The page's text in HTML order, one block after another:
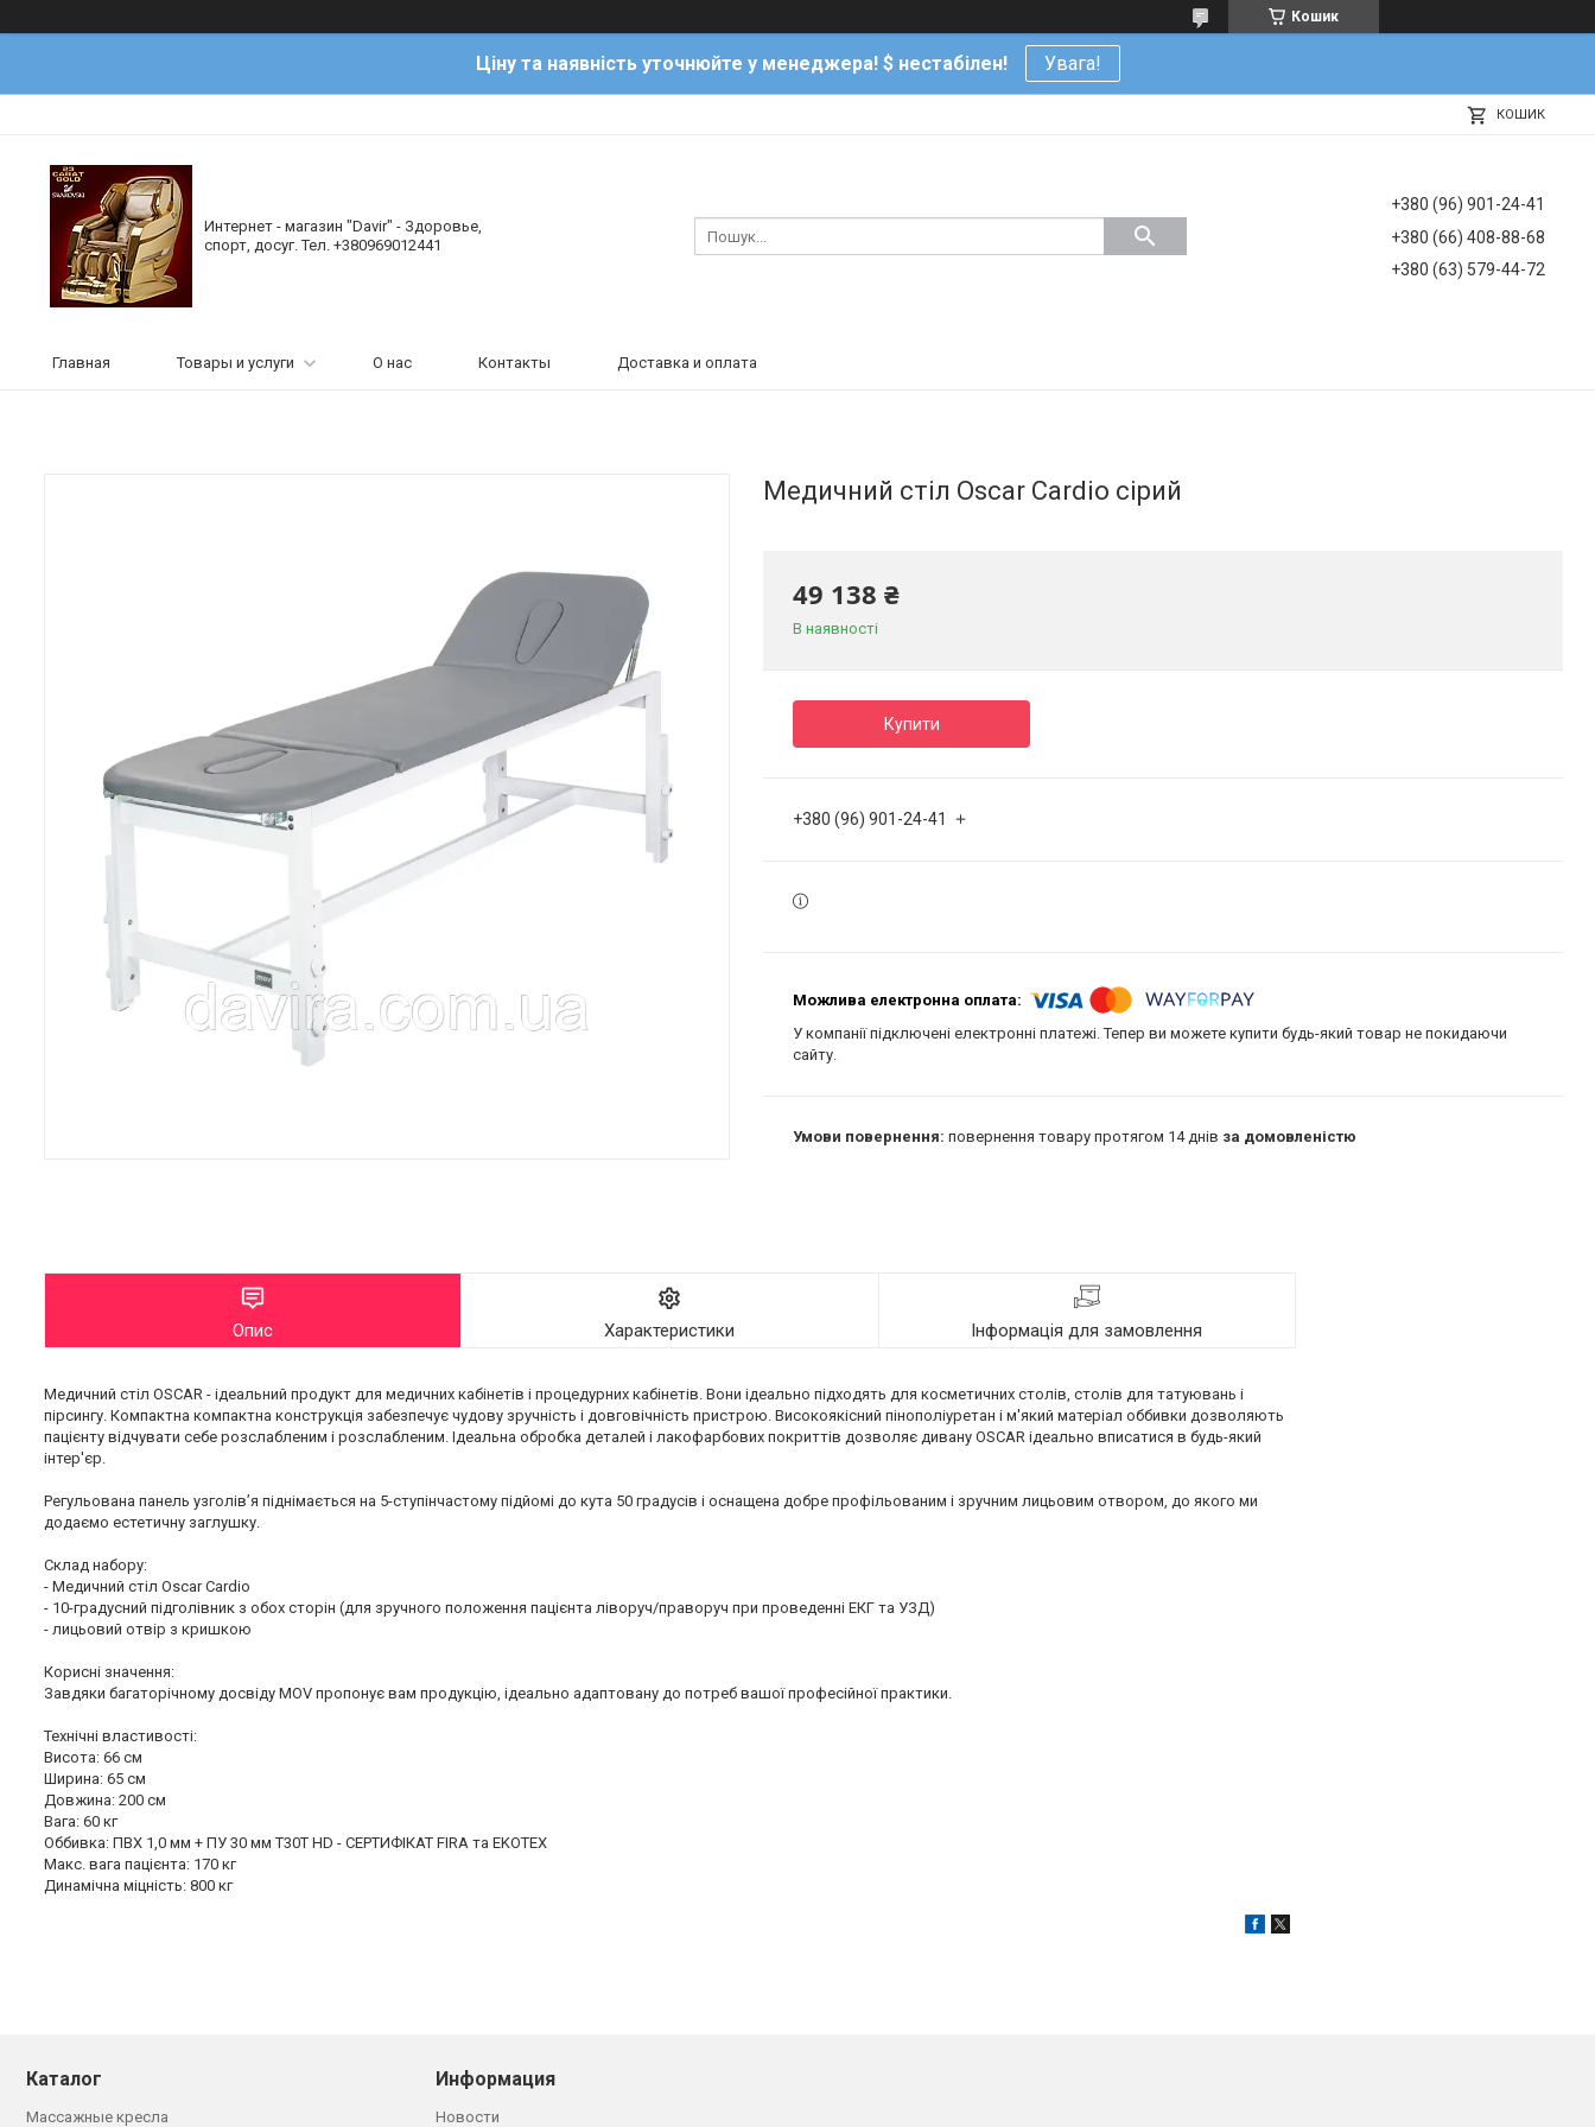
Кошик
Ціну та наявність уточнюйте у менеджера! $ нестабілен! Увага!
КОШИК
Интернет - магазин "Davir" - Здоровье,
спорт, досуг. Тел. +380969012441
+380 (96) 901-24-41
+380 (66) 408-88-68
+380 (63) 579-44-72
Главная Товары и услуги О нас Контакты Доставка и оплата
Медичний стіл Oscar Cardio сірий
49 138 ₴
В наявності
Купити
+380 (96) 901-24-41
У компанії підключені електронні платежі. Тепер ви можете купити будь-який товар не покидаючи
сайту.
повернення товару протягом 14 днів за домовленістю
Опис Характеристики Інформація для замовлення
Медичний стіл OSCAR - ідеальний продукт для медичних кабінетів і процедурних кабінетів. Вони ідеально підходять для косметичних столів, столів для татуювань і
пірсингу. Компактна компактна конструкція забезпечує чудову зручність і довговічність пристрою. Високоякісний пінополіуретан і м'який матеріал оббивки дозволяють
пацієнту відчувати себе розслабленим і розслабленим. Ідеальна обробка деталей і лакофарбових покриттів дозволяє дивану OSCAR ідеально вписатися в будь-який
інтер'єр.
Регульована панель узголів’я піднімається на 5-ступінчастому підйомі до кута 50 градусів і оснащена добре профільованим і зручним лицьовим отвором, до якого ми
додаємо естетичну заглушку.
Склад набору:
- Медичний стіл Oscar Cardio
- 10-градусний підголівник з обох сторін (для зручного положення пацієнта ліворуч/праворуч при проведенні ЕКГ та УЗД)
- лицьовий отвір з кришкою
Корисні значення:
Завдяки багаторічному досвіду MOV пропонує вам продукцію, ідеально адаптовану до потреб вашої професійної практики.
Технічні властивості:
Висота: 66 см
Ширина: 65 см
Довжина: 200 см
Вага: 60 ​​кг
Оббивка: ПВХ 1,0 мм + ПУ 30 мм T30T HD - СЕРТИФІКАТ FIRA та EKOTEX
Макс. вага пацієнта: 170 кг
Динамічна міцність: 800 кг
Каталог
Массажные кресла
Информация
Новости